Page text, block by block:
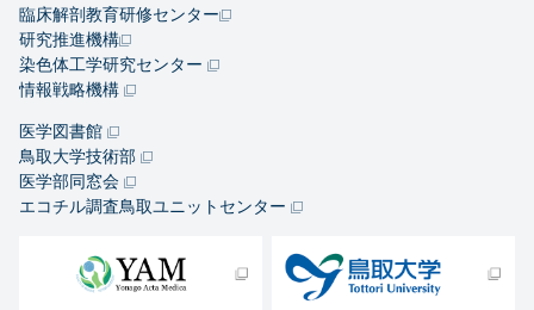
臨床解剖教育研修センター
研究推進機構
染色体工学研究センター
情報戦略機構
医学図書館
鳥取大学技術部
医学部同窓会
エコチル調査鳥取ユニットセンター